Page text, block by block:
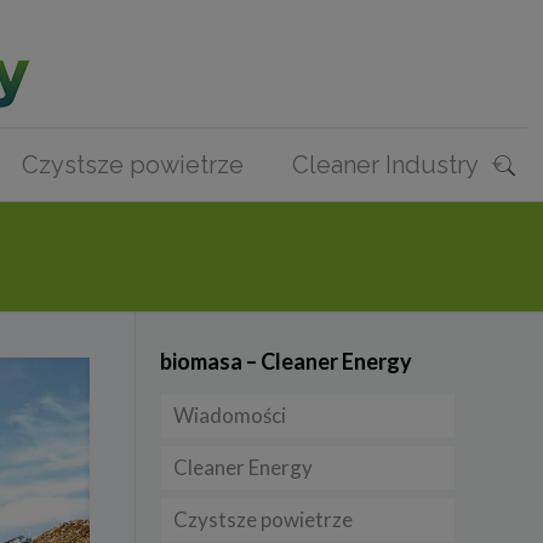
Czystsze powietrze Cleaner Industry
biomasa – Cleaner Energy
Wiadomości
Firmy
Prawo
Cleaner Energy
Dla domu
Czystsze powietrze